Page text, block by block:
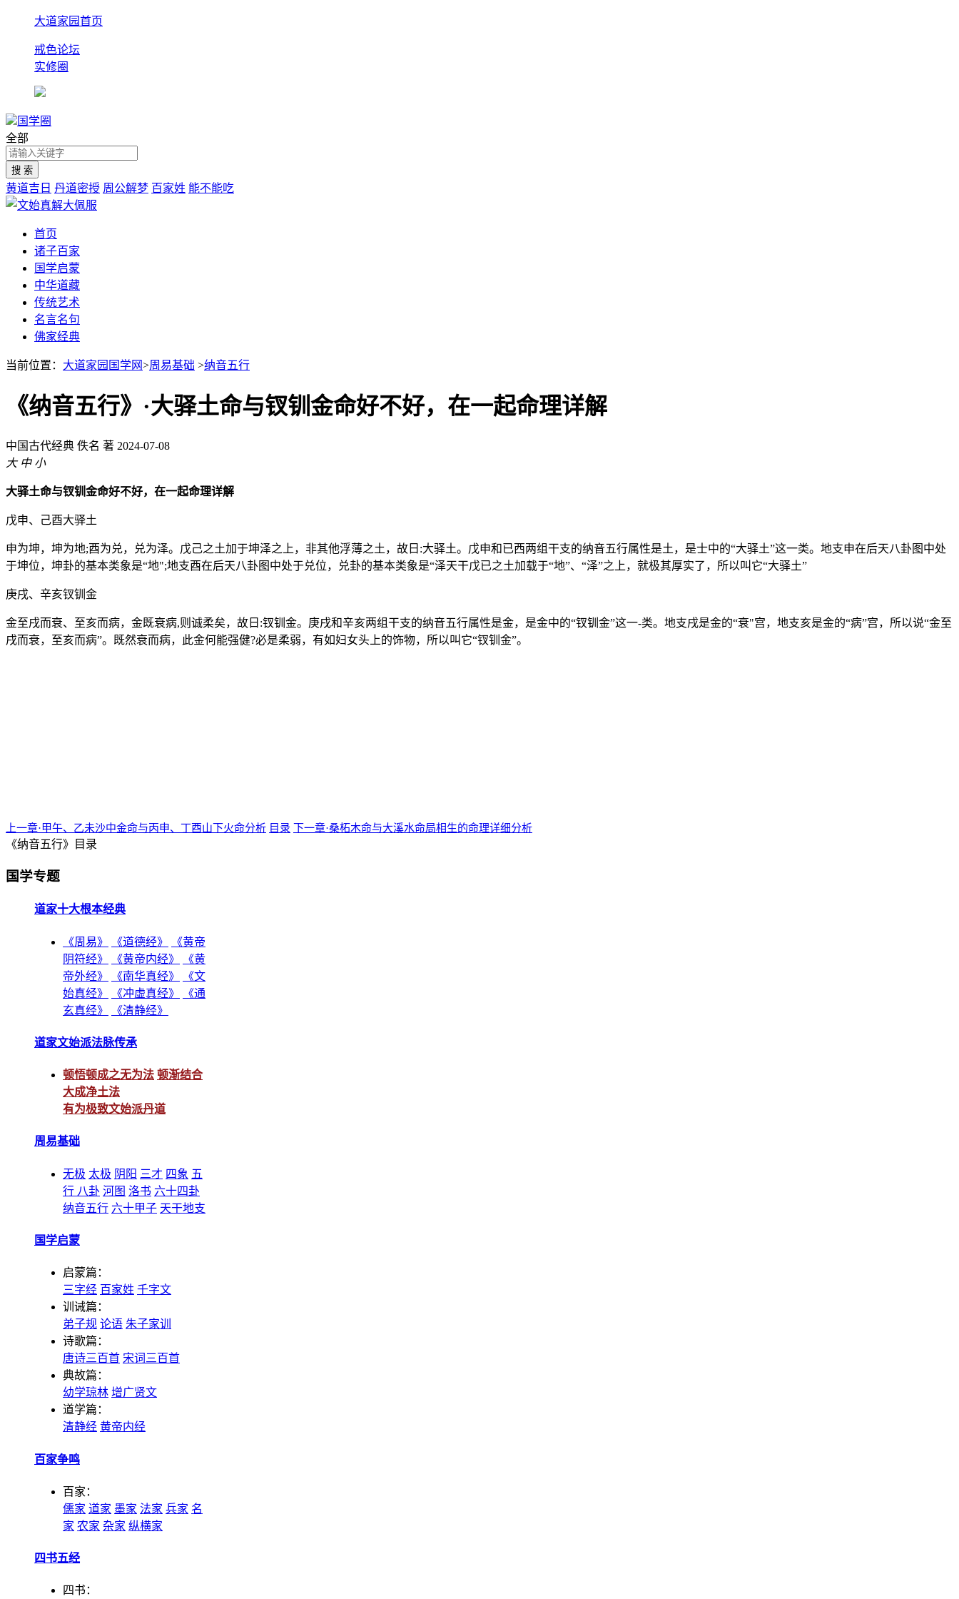
大道家园首页
戒色论坛
实修圈
国学圈
全部
黄道吉日 丹道密授 周公解梦 百家姓 能不能吃
首页
诸子百家
国学启蒙
中华道藏
传统艺术
名言名句
佛家经典
当前位置： 大道家园国学网>周易基础 >纳音五行
《纳音五行》·大驿土命与钗钏金命好不好，在一起命理详解
中国古代经典 佚名 著 2024-07-08
大 中 小
大驿土命与钗钏金命好不好，在一起命理详解
戊申、己酉大驿土
申为坤，坤为地;酉为兑，兑为泽。戊己之土加于坤泽之上，非其他浮薄之土，故日:大驿土。戊申和已西两组干支的纳音五行属性是土，是士中的“大驿土”这一类。地支申在后天八卦图中处
于坤位，坤卦的基本类象是“地";地支酉在后天八卦图中处于兑位，兑卦的基本类象是“泽天干戊已之土加载于“地”、“泽”之上，就极其厚实了，所以叫它“大驿土”
庚戌、辛亥钗钏金
金至戌而衰、至亥而病，金既衰病,则诚柔矣，故日:钗钏金。庚戌和辛亥两组干支的纳音五行属性是金，是金中的“钗钏金”这一-类。地支戌是金的“衰"宫，地支亥是金的“病”宫，所以说“金至
戌而衰，至亥而病”。既然衰而病，此金何能强健?必是柔弱，有如妇女头上的饰物，所以叫它“钗钏金”。
上一章·甲午、乙未沙中金命与丙申、丁酉山下火命分析 目录 下一章·桑柘木命与大溪水命局相生的命理详细分析
《纳音五行》目录
国学专题
道家十大根本经典
《周易》 《道德经》
《黄帝
阴符经》
《黄帝内经》
《黄
帝外经》
《南华真经》
《文
始真经》
《冲虚真经》
《通
玄真经》
《清静经》
道家文始派法脉传承
顿悟顿成之无为法 顿渐结合
大成净土法
有为极致文始派丹道
周易基础
无极 太极 阴阳 三才 四象 五
行 八卦 河图 洛书 六十四卦
纳音五行 六十甲子 天干地支
国学启蒙
启蒙篇：
三字经 百家姓 千字文
训诫篇：
弟子规 论语 朱子家训
诗歌篇：
唐诗三百首 宋词三百首
典故篇：
幼学琼林 增广贤文
道学篇：
清静经 黄帝内经
百家争鸣
百家：
儒家 道家 墨家 法家 兵家 名
家 农家 杂家 纵横家
四书五经
四书：